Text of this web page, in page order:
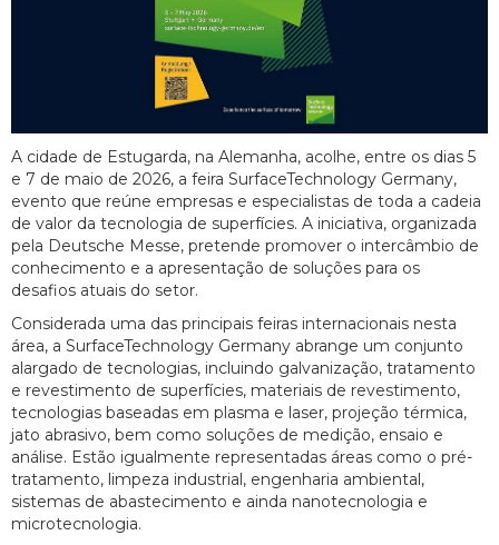
A cidade de Estugarda, na Alemanha, acolhe, entre os dias 5
e 7 de maio de 2026, a feira SurfaceTechnology Germany,
evento que reúne empresas e especialistas de toda a cadeia
de valor da tecnologia de superfícies. A iniciativa, organizada
pela Deutsche Messe, pretende promover o intercâmbio de
conhecimento e a apresentação de soluções para os
desafios atuais do setor.
Considerada uma das principais feiras internacionais nesta
área, a SurfaceTechnology Germany abrange um conjunto
alargado de tecnologias, incluindo galvanização, tratamento
e revestimento de superfícies, materiais de revestimento,
tecnologias baseadas em plasma e laser, projeção térmica,
jato abrasivo, bem como soluções de medição, ensaio e
análise. Estão igualmente representadas áreas como o pré-
tratamento, limpeza industrial, engenharia ambiental,
sistemas de abastecimento e ainda nanotecnologia e
microtecnologia.